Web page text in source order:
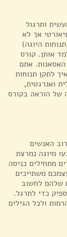
ותרגול
אך לא
היוגה)
אותן. קורס
האסאנות. אתם
לתקן תנוחות
ואנרגטית,
של הוראה בקורס
לרוב האנשים
מיוגה נמרצת
מתחילים כניסה
משתייכים
שלהם לחשוב
כדי לתרגל.
ולכל הגילים